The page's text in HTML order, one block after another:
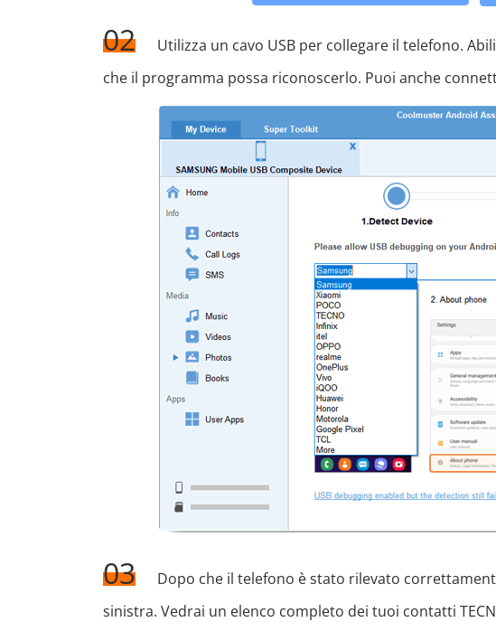
02
Utilizza un cavo USB per collegare il telefono.
che il programma possa riconoscerlo. Puoi anche
03
Dopo che il telefono è stato rilevato
sinistra. Vedrai un elenco completo dei tuoi contatti